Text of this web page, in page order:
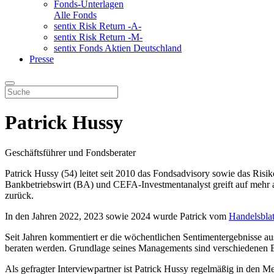
Fonds-Unterlagen
Alle Fonds
sentix Risk Return -A-
sentix Risk Return -M-
sentix Fonds Aktien Deutschland
Presse
Patrick Hussy
Geschäftsführer und Fondsberater
Patrick Hussy (54) leitet seit 2010 das Fondsadvisory sowie das
Bankbetriebswirt (BA) und CEFA-Investmentanalyst greift auf mehr
zurück.
In den Jahren 2022, 2023 sowie 2024 wurde Patrick vom
Seit Jahren kommentiert er die wöchentlichen Sentimentergebnisse
beraten werden. Grundlage seines Managements sind
Als gefragter Interviewpartner ist Patrick Hussy regelmäßig in den